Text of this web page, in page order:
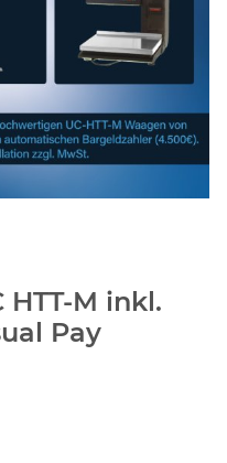
HTT-M inkl.
Pay